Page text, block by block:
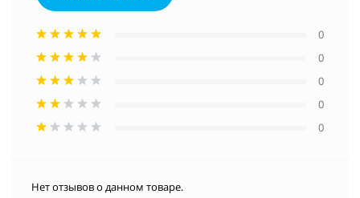
0
0
0
0
0
Нет отзывов о данном товаре.